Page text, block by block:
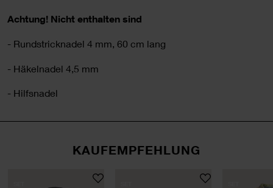
Achtung! Nicht enthalten sind
- Rundstricknadel 4 mm, 60 cm lang
- Häkelnadel 4,5 mm
- Hilfsnadel
KAUFEMPFEHLUNG
& Mini Tuch Modell 20 & 21 aus Rico Kids 13
Strickset Weste Modell 01 aus Rico Kids 13
Strickset Loop Modell